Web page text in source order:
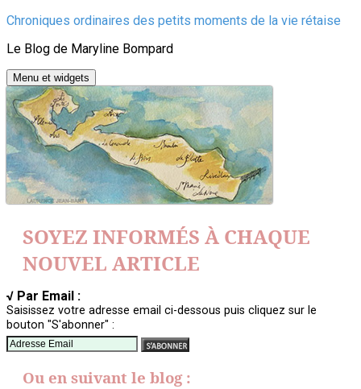
Aller
contenu
Chroniques ordinaires des petits moments de la vie rétaise
Le Blog de Maryline Bompard
Menu et widgets
SOYEZ INFORMÉS À CHAQUE
NOUVEL ARTICLE
√ Par Email :
Saisissez votre adresse email ci-dessous puis cliquez sur le
bouton "S'abonner" :
Ou en suivant le blog :